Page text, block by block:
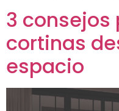
3 consejos
cortinas
espacio